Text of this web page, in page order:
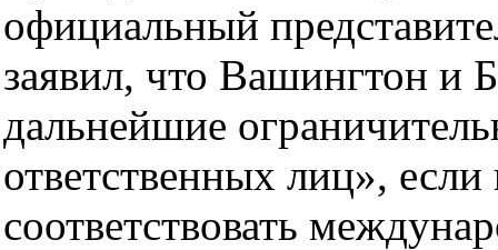
официальный
заявил, что Вашингтон и
дальнейшие
ответственных лиц»,
соответствовать